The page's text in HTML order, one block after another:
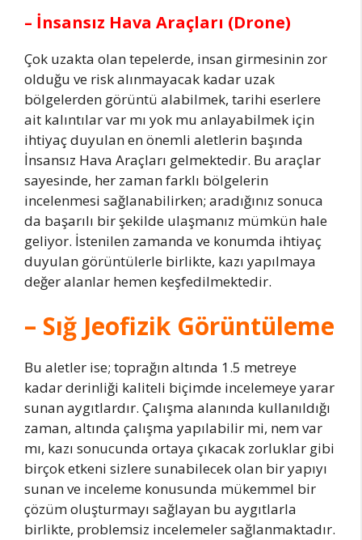
– İnsansız Hava Araçları (Drone)
Çok uzakta olan tepelerde, insan girmesinin zor
olduğu ve risk alınmayacak kadar uzak
bölgelerden görüntü alabilmek, tarihi eserlere
ait kalıntılar var mı yok mu anlayabilmek için
ihtiyaç duyulan en önemli aletlerin başında
İnsansız Hava Araçları gelmektedir. Bu araçlar
sayesinde, her zaman farklı bölgelerin
incelenmesi sağlanabilirken; aradığınız sonuca
da başarılı bir şekilde ulaşmanız mümkün hale
geliyor. İstenilen zamanda ve konumda ihtiyaç
duyulan görüntülerle birlikte, kazı yapılmaya
değer alanlar hemen keşfedilmektedir.
– Sığ Jeofizik Görüntüleme
Bu aletler ise; toprağın altında 1.5 metreye
kadar derinliği kaliteli biçimde incelemeye yarar
sunan aygıtlardır. Çalışma alanında kullanıldığı
zaman, altında çalışma yapılabilir mi, nem var
mı, kazı sonucunda ortaya çıkacak zorluklar gibi
birçok etkeni sizlere sunabilecek olan bir yapıyı
sunan ve inceleme konusunda mükemmel bir
çözüm oluşturmayı sağlayan bu aygıtlarla
birlikte, problemsiz incelemeler sağlanmaktadır.